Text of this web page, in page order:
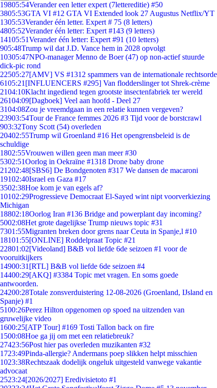
19805:54Verander een letter expert (7lettereditie) #50
3805:53GTA VI #12 GTA VI Extended look 27 Augustus Netflix/YT
1305:53Verander één letter. Expert # 75 (8 letters)
4805:52Verander één letter: Expert #143 (9 letters)
14105:51Verander één letter: Expert #91 (10 letters)
905:48Trump wil dat J.D. Vance hem in 2028 opvolgt
10305:47NPO-manager Menno de Boer (47) op non-actief stuurde
dick-pic rond
22505:27[AMV] VS #1312 spammers van de internationale rechtsorde
6105:21 [INFLUENCERS #295] Van flodderslinger tot Shrek-crème
2104:10Klacht ingediend tegen grootste insectenfabriek ter wereld
26104:09[Dagboek] Veel aan hoofd - Deel 27
3104:08Zou je vreemdgaan in een relatie kunnen vergeven?
23903:54Tour de France femmes 2026 #3 Tijd voor de borstcrawl
903:32Tony Scott (54) overleden
20402:55Trump wil Groenland #16 Het opengrensbeleid is de
schuldige
1802:55Vrouwen willen geen man meer #30
5302:51Oorlog in Oekraïne #1318 Drone baby drone
21202:48[SBS6] De Bondgenoten #317 We dansen de macaroni
19102:40Israel en Gaza #17
3502:38Hoe kom je van egels af?
10102:29Progressieve Democraat El-Sayed wint nipt voorverkiezing
Michigan
18802:18Oorlog Iran #136 Bridge and powerplant day incoming?
5002:08Het grote dagelijkse Trump nieuws topic #31
7301:55Migranten breken door grens naar Ceuta in Spanje,l #10
18101:55[ONLINE] Roddelpraat Topic #21
22801:02[Videoland] B&B vol liefde 6de seizoen #1 voor de
vooruitkijkers
14900:31 [RTL] B&B vol liefde 6de seizoen #4
14400:29[AKQ] #3384 Topic met vragen. En soms goede
antwoorden.
24200:28Totale zonsverduistering 12-08-2026 (Groenland, IJsland en
Spanje) #1
5100:26Perez Hilton opgenomen op spoed na uitzenden van
gruwelijke video
1600:25[ATP Tour] #169 Tosti Tallon back on fire
1500:08Hoe ga jij om met een relatiebreuk?
27423:56Post hier pas overleden muzikanten #32
1723:49Pinda-allergie? Andermans poep slikken helpt misschien
1023:38Rechtszaak dodelijk ongeluk uitgesteld vanwege vakantie
advocaat
2523:24[2026/2027] Eredivisietoto #1